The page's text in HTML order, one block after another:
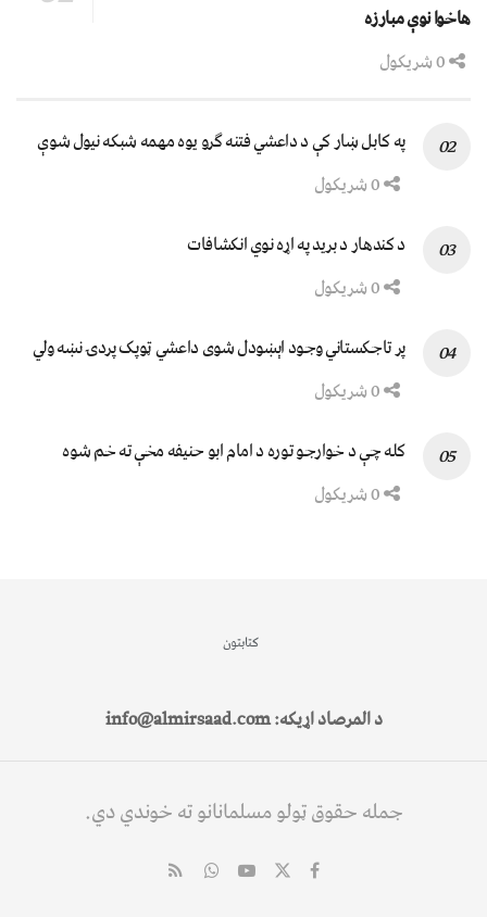
هاخوا نوې مبارزه
په کابل ښار کې د داعشي فتنه ګرو يوه مهمه شبکه نيول شوې
د کندهار د برید په اړه نوي انکشافات
پر تاجکستاني وجود اېښودل شوی داعشي ټوپک پردۍ نښه ولي
کله چې د خوارجو توره د امام ابو حنیفه مخې ته خم شوه
کتابتون
د المرصاد اړیکه: info@almirsaad.com
جمله حقوق ټولو مسلمانانو ته خوندي دي.